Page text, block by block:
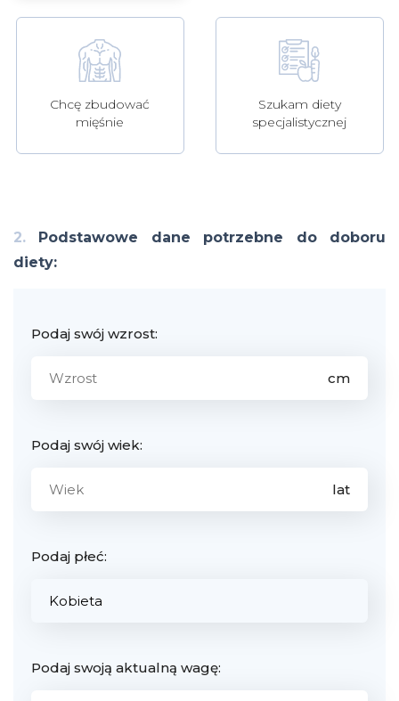
Chcę zbudować
mięśnie
Szukam diety
specjalistycznej
2. Podstawowe dane potrzebne do doboru
diety:
Podaj swój wzrost:
Podaj swój wiek:
Podaj płeć:
Podaj swoją aktualną wagę: